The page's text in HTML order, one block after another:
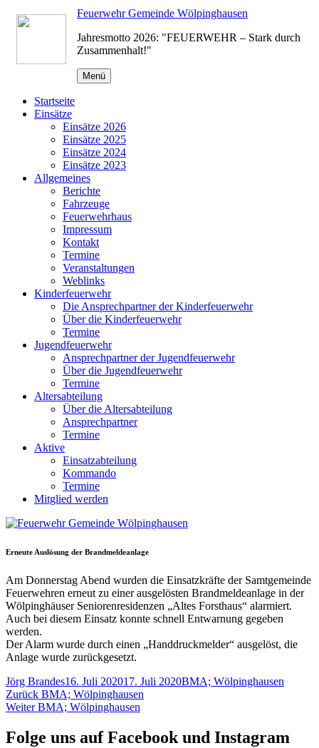
Zum
Inhalt
Feuerwehr Gemeinde Wölpinghausen
Jahresmotto 2026: "FEUERWEHR – Stark durch
Zusammenhalt!"
Menü
Startseite
Einsätze
Einsätze 2026
Einsätze 2025
Einsätze 2024
Einsätze 2023
Allgemeines
Berichte
Fahrzeuge
Feuerwehrhaus
Impressum
Kontakt
Termine
Veranstaltungen
Weblinks
Kinderfeuerwehr
Die Ansprechpartner der Kinderfeuerwehr
Über die Kinderfeuerwehr
Termine
Jugendfeuerwehr
Ansprechpartner der Jugendfeuerwehr
Über die Jugendfeuerwehr
Termine
Altersabteilung
Über die Altersabteilung
Ansprechpartner
Termine
Aktive
Einsatzabteilung
Kommando
Termine
Mitglied werden
Erneute Auslösung der Brandmeldeanlage
Am Donnerstag Abend wurden die Einsatzkräfte der Samtgemeinde
Feuerwehren erneut zu einer ausgelösten Brandmeldeanlage in der
Wölpinghäuser Seniorenresidenzen „Altes Forsthaus“ alarmiert.
Auch bei diesem Einsatz konnte schnell Entwarnung gegeben
werden.
Der Alarm wurde durch einen „Handdruckmelder“ ausgelöst, die
Anlage wurde zurückgesetzt.
Autor
Jörg BrandesVeröffentlicht
am
16. Juli 202017. Juli 2020Schlagwörter
BMA; Wölpinghausen
Beitragsnavigation
Zurück Vorheriger
Beitrag:
BMA; Wölpinghausen
Weiter Nächster
BMA; Wölpinghausen
Folge uns auf Facebook und Instagram